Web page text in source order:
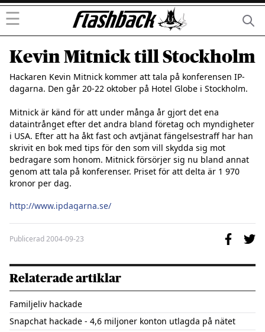
☰
Kevin Mitnick till Stockholm
Hackaren Kevin Mitnick kommer att tala på konferensen IP-
dagarna. Den går 20-22 oktober på Hotel Globe i Stockholm.
Mitnick är känd för att under många år gjort det ena
dataintrånget efter det andra bland företag och myndigheter
i USA. Efter att ha åkt fast och avtjänat fängelsestraff har han
skrivit en bok med tips för den som vill skydda sig mot
bedragare som honom. Mitnick försörjer sig nu bland annat
genom att tala på konferenser. Priset för att delta är 1 970
kronor per dag.
http://www.ipdagarna.se/
Publicerad2004-09-23
Relaterade artiklar
Familjeliv hackade
Snapchat hackade - 4,6 miljoner konton utlagda på nätet